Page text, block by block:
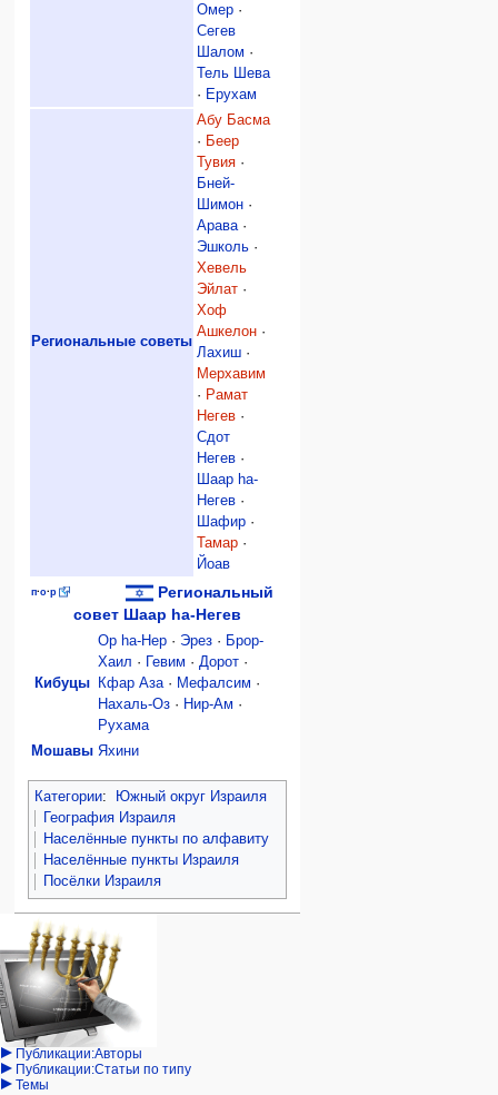
Омер ·
Сегев
Шалом ·
Тель Шева
· Ерухам
Региональные советы
Абу Басма
· Беер
Тувия ·
Бней-
Шимон ·
Арава·
Эшколь ·
Хевель
Эйлат ·
Хоф
Ашкелон ·
Лахиш ·
Мерхавим
· Рамат
Негев ·
Сдот
Негев ·
Шаар hа-
Негев ·
Шафир ·
Тамар ·
Йоав
п·о·р
Региональный
совет Шаар hа-Негев
Кибуцы
Ор hа-Нер · Эрез · Брор-
Хаил · Гевим ·Дорот ·
Кфар Аза· Мефалсим ·
Нахаль-Оз · Нир-Ам ·
Рухама
Мошавы Яхини
Категории:
Южный округ Израиля
География Израиля
Населённые пункты по алфавиту
Населённые пункты Израиля
Посёлки Израиля
Навигация
персональные инструменты
войти
запрос
учётной
записи
категории
Израиль:Страна и
государство
Иудаизм
Народ
Проекты
Проекты/Участники/
дополнения
Публикации:Авторы
Публикации:Статьи по типу
Темы